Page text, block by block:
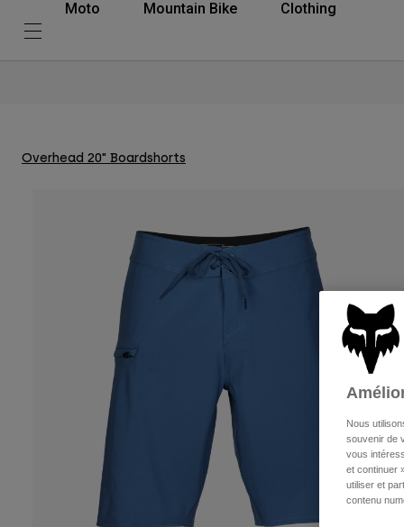
Moto Mountain Bike Clothing
Overhead 20" Boardshorts
Nous
souvenir de
vous
et continuer
utiliser et
contenu